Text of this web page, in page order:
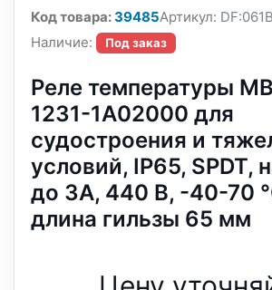
Код товара:39485Артикул:
Наличие:
Под заказ
Реле температуры
1231-1A02000 для
судостроения и
условий, IP65, SPDT,
до 3А, 440 В, -40-70
длина гильзы 65 мм